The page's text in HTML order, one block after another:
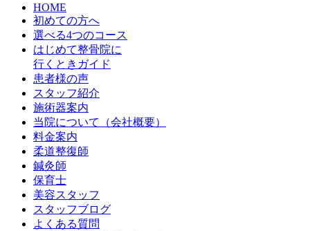
HOME
初めての方へ
選べる4つのコース
はじめて整骨院に
行くときガイド
患者様の声
スタッフ紹介
施術器案内
当院について（会社概要）
料金案内
柔道整復師
鍼灸師
保育士
美容スタッフ
スタッフブログ
よくある質問